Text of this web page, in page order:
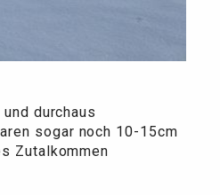
durchaus
sogar noch 10-15cm
Zutalkommen